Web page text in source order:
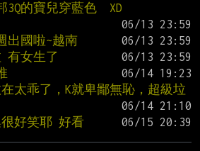
3Q的寶兒穿藍色  XD
出國啦~越南
有女生了
太乖了，K就卑鄙無恥，超級垃
好笑耶 好看